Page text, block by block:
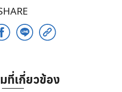
ที่เกี่ยวข้อง